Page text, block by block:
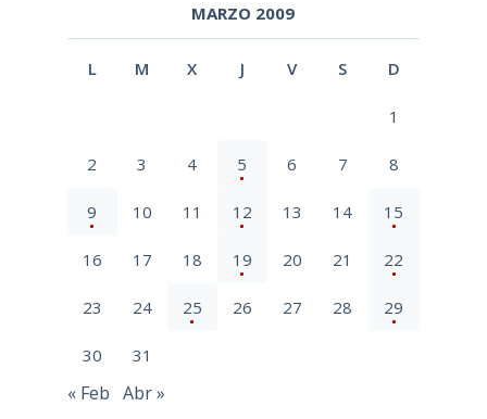
MARZO 2009
L M X J V S D
1
2 3 4 5 6 7 8
9 10 11 12 13 14 15
16 17 18 19 20 21 22
23 24 25 26 27 28 29
30 31
« Feb Abr »